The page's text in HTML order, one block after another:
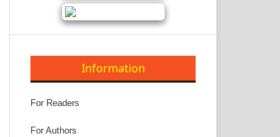
Information
For Readers
For Authors